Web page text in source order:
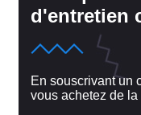
d'entretien
En souscrivant un
vous achetez de la